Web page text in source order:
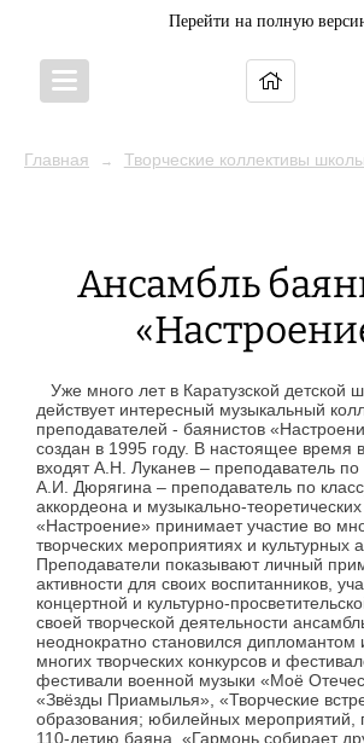
Перейти на полную
Главная → Творческие коллективы школы
Ансамбль
Уже много лет в Каратузской детской
действует интересный музыкальный
преподавателей - баянистов
создан в 1995 году. В настоящее время
входят А.Н. Луканев – преподаватель по
А.И. Дюрягина – преподаватель по
аккордеона и музыкально-
«Настроение» принимает участие во
творческих мероприятиях и культурных
Преподаватели показывают личный
активности для своих воспитанников,
концертной и культурно-
своей творческой деятельности
неоднократно становился дипломантом
многих творческих конкурсов и
фестивали военной музыки «Моё
«Звёзды Приамылья», «Творческие
образования; юбилейных мероприятий,
110-летию баяна «Гармонь собирает